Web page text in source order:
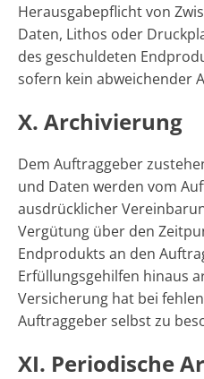
Herausgabepflicht von
Daten, Lithos oder
des geschuldeten
sofern kein abweichender
X. Archivierung
Dem Auftraggeber
und Daten werden vom
ausdrücklicher
Vergütung über den
Endprodukts an den
Erfüllungsgehilfen hinaus
Versicherung hat bei
Auftraggeber selbst zu
XI. Periodische